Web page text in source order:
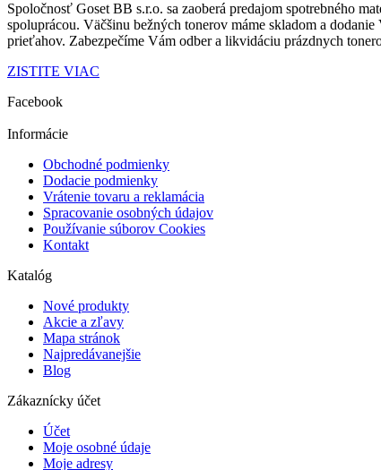
Spoločnosť Goset BB s.r.o. sa zaoberá predajom spotrebného
spoluprácou. Väčšinu bežných tonerov máme skladom a
prieťahov. Zabezpečíme Vám odber a likvidáciu prázdnych
ZISTITE VIAC
Facebook
Informácie
Obchodné podmienky
Dodacie podmienky
Vrátenie tovaru a reklamácia
Spracovanie osobných údajov
Používanie súborov Cookies
Kontakt
Katalóg
Nové produkty
Akcie a zľavy
Mapa stránok
Najpredávanejšie
Blog
Zákaznícky účet
Účet
Moje osobné údaje
Moje adresy